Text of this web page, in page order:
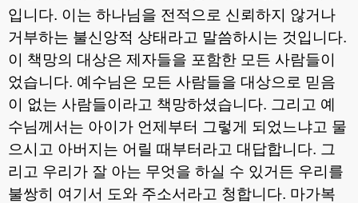
입니다. 이는 하나님을 전적으로 신뢰하지 않거나
거부하는 불신앙적 상태라고 말씀하시는 것입니다.
이 책망의 대상은 제자들을 포함한 모든 사람들이
었습니다. 예수님은 모든 사람들을 대상으로 믿음
이 없는 사람들이라고 책망하셨습니다. 그리고 예
수님께서는 아이가 언제부터 그렇게 되었느냐고 물
으시고 아버지는 어릴 때부터라고 대답합니다. 그
리고 우리가 잘 아는 무엇을 하실 수 있거든 우리를
불쌍히 여기서 도와 주소서라고 청합니다. 마가복